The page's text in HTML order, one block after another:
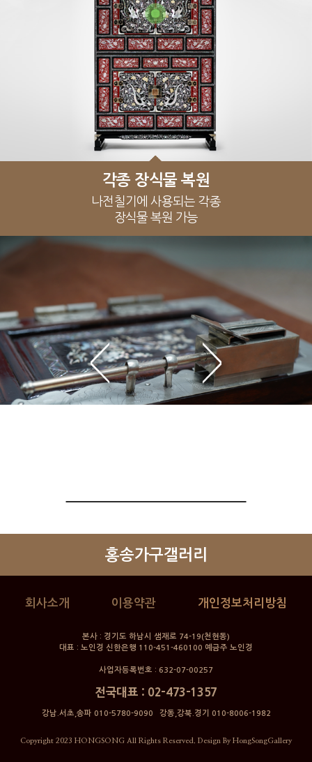
자개장 리폼
오래된 자개장의 일부분을 사용하여
소품 등으로 제작
나전칠기 전체 복원
자개 뿐 아니라 옻칠까지 손상되어
전체 복원이 필요한 경우
나전칠기 부분 복원
나전칠기의 일부분만 손상되어
복원 후 사용이 가능한 경우
각종 장식물 복원
나전칠기에 사용되는 각종
장식물 복원 가능
자개장 리폼
오래된 자개장의 일부분을 사용하여
소품 등으로 제작
홍송가구갤러리
회사소개 이용약관 개인정보처리방침
본사 : 경기도 하남시 샘재로 74-19(천현동)
대표 : 노인경 신한은행 110-451-460100 예금주 노인경
사업자등록번호 : 632-07-00257
전국대표 : 02-473-1357
강남.서초,송파 010-5780-9090 강동,강북.경기 010-8006-1982
Copyright 2023 HONGSONG All Rights Reserved. Design By HongSongGallery